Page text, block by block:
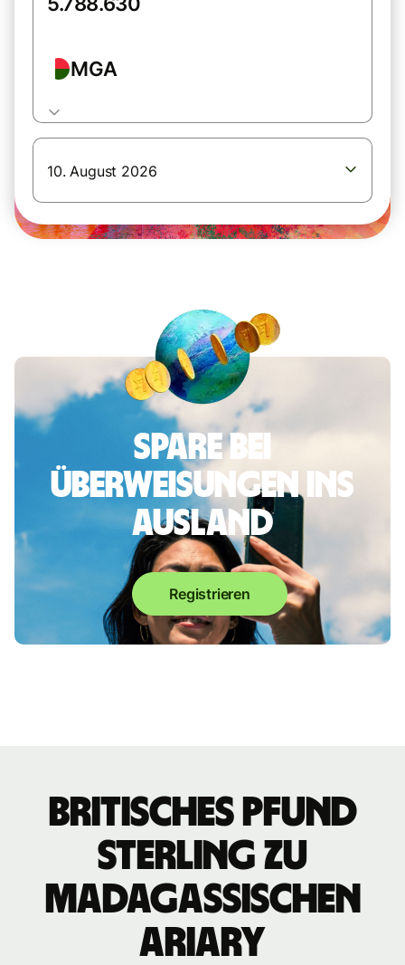
MGA
10. August 2026
Spare bei
Überweisungen ins
Ausland
Registrieren
britisches Pfund
Sterling zu
madagassischen
Ariary